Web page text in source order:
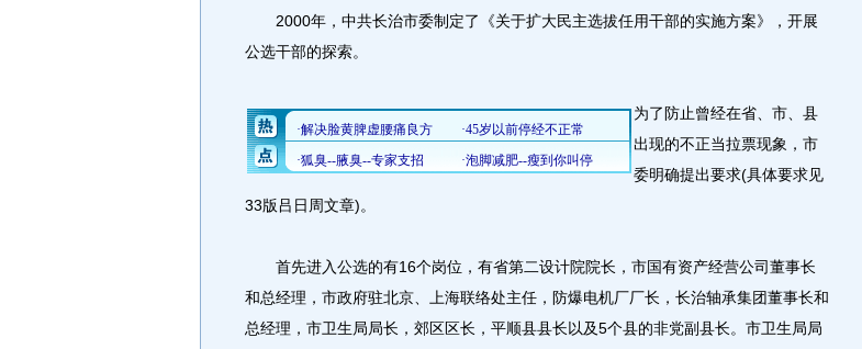
2000年，中共长治市委制定了《关于扩大民主选拔任用干部的实施方案》，开展
公选干部的探索。
为了防止曾经在省、市、县
出现的不正当拉票现象，市
委明确提出要求(具体要求见
33版吕日周文章)。
首先进入公选的有16个岗位，有省第二设计院院长，市国有资产经营公司董事长
和总经理，市政府驻北京、上海联络处主任，防爆电机厂厂长，长治轴承集团董事长和
总经理，市卫生局局长，郊区区长，平顺县县长以及5个县的非党副县长。市卫生局局